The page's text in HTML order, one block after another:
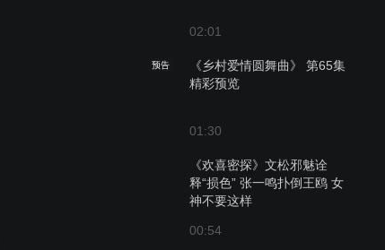
02:01
预告
《乡村爱情圆舞曲》 第65集
精彩预览
01:30
《欢喜密探》文松邪魅诠
释“损色” 张一鸣扑倒王鸥 女
神不要这样
00:54